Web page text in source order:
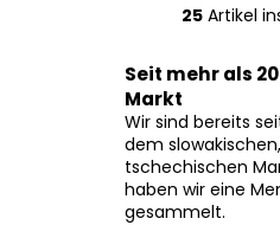
S
e
e
r
e
25 Artikel
Seit mehr als
Markt
Wir sind bereits
dem
tschechischen
haben wir eine
gesammelt.